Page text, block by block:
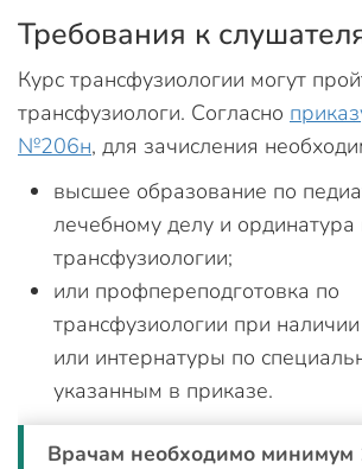
Требования к
Курс трансфузиологии могут
трансфузиологи. Согласно
№206н, для зачисления
высшее образование по
лечебному делу и ординатура
трансфузиологии;
или профпереподготовка по
трансфузиологии при
или интернатуры по
указанным в приказе.
Врачам необходимо минимум